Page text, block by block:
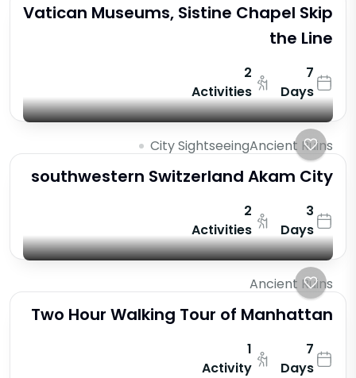
Vatican Museums, Sistine Chapel Skip
the Line
7
Days
2
Activities
Ancient Ruins
City Sightseeing
southwestern Switzerland Akam City
3
Days
2
Activities
Ancient Ruins
Two Hour Walking Tour of Manhattan
7
Days
1
Activity